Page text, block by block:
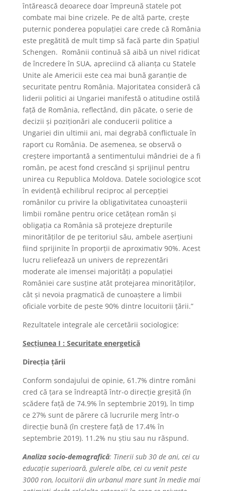
întărească deoarece doar împreună statele pot
combate mai bine crizele. Pe de altă parte, crește
puternic ponderea populației care crede că România
este pregătită de mult timp să facă parte din Spațiul
Schengen. Românii continuă să aibă un nivel ridicat
de încredere în SUA, apreciind că alianța cu Statele
Unite ale Americii este cea mai bună garanție de
securitate pentru România. Majoritatea consideră că
liderii politici ai Ungariei manifestă o atitudine ostilă
față de România, reflectând, din păcate, o serie de
decizii și poziționări ale conducerii politice a
Ungariei din ultimii ani, mai degrabă conflictuale în
raport cu România. De asemenea, se observă o
creștere importantă a sentimentului mândriei de a fi
român, pe acest fond crescând și sprijinul pentru
unirea cu Republica Moldova. Datele sociologice scot
în evidență echilibrul reciproc al percepției
românilor cu privire la obligativitatea cunoașterii
limbii române pentru orice cetățean român și
obligația ca România să protejeze drepturile
minorităților de pe teritoriul său, ambele aserțiuni
fiind sprijinite în proporții de aproximativ 90%. Acest
lucru reliefează un univers de reprezentări
moderate ale imensei majorități a populației
României care susține atât protejarea minorităților,
cât și nevoia pragmatică de cunoaștere a limbii
oficiale vorbite de peste 90% dintre locuitorii țării.”
Rezultatele integrale ale cercetării sociologice:
Secțiunea I : Securitate energetică
Direcția țării
Conform sondajului de opinie, 61.7% dintre români
cred că țara se îndreaptă într-o direcție greșită (în
scădere față de 74.9% în septembrie 2019), în timp
ce 27% sunt de părere că lucrurile merg într-o
direcție bună (în creștere față de 17.4% în
septembrie 2019). 11.2% nu știu sau nu răspund.
Analiza socio-demografică: Tinerii sub 30 de ani, cei cu
educație superioară, gulerele albe, cei cu venit peste
3000 ron, locuitorii din urbanul mare sunt în medie mai